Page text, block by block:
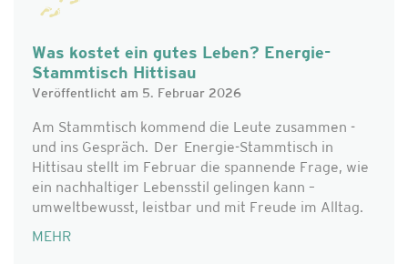
Was kostet ein gutes Leben? Energie-
Stammtisch Hittisau
Veröffentlicht am 5. Februar 2026
Am Stammtisch kommend die Leute zusammen -
und ins Gespräch. Der Energie-Stammtisch in
Hittisau stellt im Februar die spannende Frage, wie
ein nachhaltiger Lebensstil gelingen kann –
umweltbewusst, leistbar und mit Freude im Alltag.
MEHR